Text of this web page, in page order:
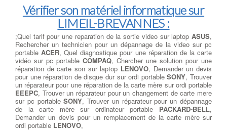
Vérifier son matériel informatique sur
LIMEIL-BREVANNES :
;Quel tarif pour une reparation de la sortie video sur laptop ASUS,
Rechercher un technicien pour un dépannage de la video sur pc
portableACER, Quel diagnostique pour une réparation de la carte
vidéo sur pc portable COMPAQ, Chercher une solution pour une
réparation de carte son sur laptop LENOVO, Demander un devis
pour une réparation de disque dur sur ordi portableSONY, Trouver
un réparateur pour une réparation de la carte mère sur ordi portable
EEEPC, Trouver un réparateur pour un changement de carte mere
sur pc portableSONY, Trouver un réparateur pour un dépannage
de la carte mère sur ordinateur portable PACKARD-BELL,
Demander un devis pour un remplacement de la carte mère sur
ordi portable LENOVO,